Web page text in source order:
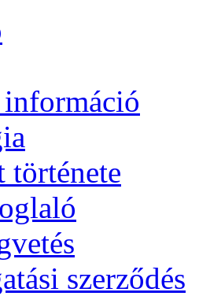
története
szerződés